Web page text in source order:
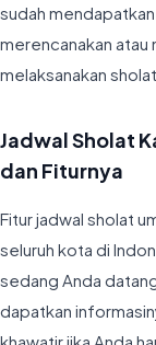
sudah
merencanakan atau
melaksanakan sholat.
Jadwal Sholat
dan Fiturnya
Fitur jadwal sholat
seluruh kota di
sedang Anda
dapatkan
khawatir jika Anda